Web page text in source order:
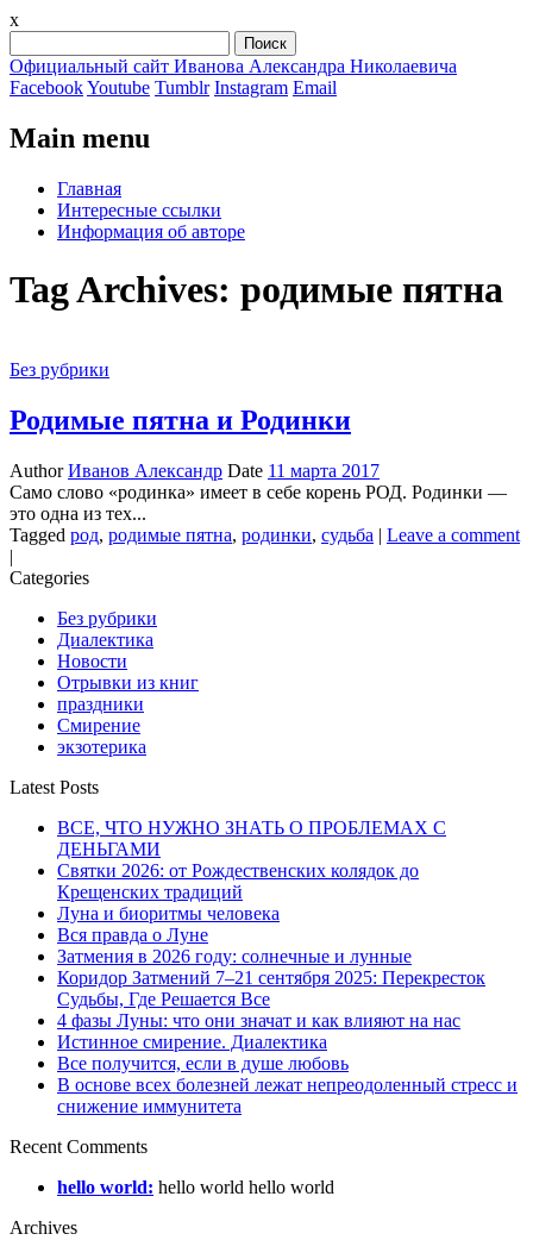
x
Официальный сайт Иванова Александра Николаевича
FacebookYoutube Tumblr Instagram Email
Main menu
Skip
content
Главная
Интересные ссылки
Информация об авторе
Tag Archives: родимые пятна
Без рубрики
Родимые пятна и Родинки
AuthorИванов Александр Date 11 марта 2017
Само слово «родинка» имеет в себе корень РОД. Родинки —
это одна из тех...
Tagged род, родимые пятна, родинки, судьба | Leave a comment
|
Categories
Без рубрики
Диалектика
Новости
Отрывки из книг
праздники
Смирение
экзотерика
Latest Posts
ВСЕ, ЧТО НУЖНО ЗНАТЬ О ПРОБЛЕМАХ С
ДЕНЬГАМИ
Святки 2026: от Рождественских колядок до
Крещенских традиций
Луна и биоритмы человека
Вся правда о Луне
Затмения в 2026 году: солнечные и лунные
Коридор Затмений 7–21 сентября 2025: Перекресток
Судьбы, Где Решается Все
4 фазы Луны: что они значат и как влияют на нас
Истинное смирение. Диалектика
Все получится, если в душе любовь
В основе всех болезней лежат непреодоленный стресс и
снижение иммунитета
Recent Comments
hello world: hello world hello world
Archives